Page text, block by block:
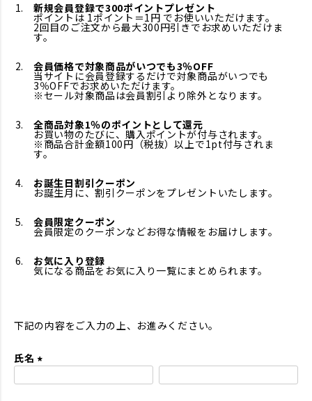
新規会員登録で300ポイントプレゼント
ポイントは 1ポイント＝1円 でお使いいただけます。
2回目のご注文から最大300円引きでお求めいただけま
す。
会員価格で対象商品がいつでも3％OFF
当サイトに会員登録するだけで対象商品がいつでも
3％OFFでお求めいただけます。
※セール対象商品は会員割引より除外となります。
全商品対象1％のポイントとして還元
お買い物のたびに、購入ポイントが付与されます。
※商品合計金額100円（税抜）以上で1pt付与されま
す。
お誕生日割引クーポン
お誕生月に、割引クーポンをプレゼントいたします。
会員限定クーポン
会員限定のクーポンなどお得な情報をお届けします。
お気に入り登録
気になる商品をお気に入り一覧にまとめられます。
下記の内容をご入力の上、お進みください。
氏名